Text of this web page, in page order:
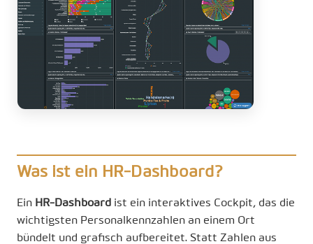
Was ist ein HR-Dashboard?
Ein HR-Dashboard ist ein interaktives Cockpit, das die
wichtigsten Personalkennzahlen an einem Ort
bündelt und grafisch aufbereitet. Statt Zahlen aus